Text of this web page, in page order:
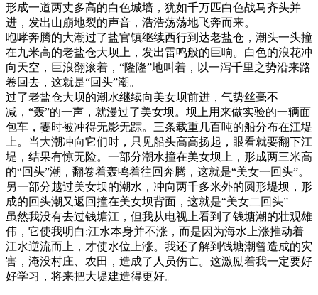
形成一道两丈多高的白色城墙，犹如千万匹白色战马齐头并
进，发出山崩地裂的声音，浩浩荡荡地飞奔而来。
咆哮奔腾的大潮过了盐官镇继续西行到达老盐仓，潮头一头撞
在九米高的老盐仓大坝上，发出雷鸣般的巨响。白色的浪花冲
向天空，巨浪翻滚着，“隆隆”地叫着，以一泻千里之势沿来路
卷回去，这就是“回头”潮。
过了老盐仓大坝的潮水继续向美女坝前进，气势丝毫不
减，“轰”的一声，就漫过了美女坝。坝上用来做实验的一辆面
包车，霎时被冲得无影无踪。三条载重几百吨的船分布在江堤
上。当大潮冲向它们时，只见船头高高扬起，眼看就要翻下江
堤，结果有惊无险。一部分潮水撞在美女坝上，形成两三米高
的“回头”潮，翻卷着轰鸣着往回奔腾，这就是“美女一回头”。
另一部分越过美女坝的潮水，冲向两千多米外的圆形堤坝，形
成的回头潮又返回撞在美女坝背面，这就是“美女二回头”
虽然我没有去过钱塘江，但我从电视上看到了钱塘潮的壮观雄
伟，它使我明白:江水本身并不涨，而是因为海水上涨推动着
江水逆流而上，才使水位上涨。我还了解到钱塘潮曾造成的灾
害，淹没村庄、农田，造成了人员伤亡。这激励着我一定要好
好学习，将来把大堤建造得更好。